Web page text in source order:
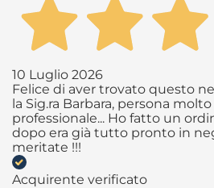
10 Luglio 2026
Felice di aver trovato questo
la Sig.ra Barbara, persona
professionale... Ho fatto un
dopo era già tutto pronto in
meritate !!!
Acquirente verificato